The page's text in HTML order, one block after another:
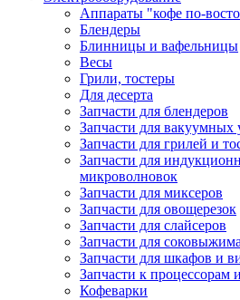
Аппараты "кофе по-
Блендеры
Блинницы и вафельницы
Весы
Грили, тостеры
Для десерта
Запчасти для блендеров
Запчасти для вакуумных
Запчасти для грилей и
Запчасти для
микроволновок
Запчасти для миксеров
Запчасти для овощерезок
Запчасти для слайсеров
Запчасти для
Запчасти для шкафов и
Запчасти к процессорам
Кофеварки